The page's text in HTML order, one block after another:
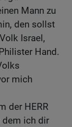
Mann zu
den sollst
Israel,
Hand.
mich
der HERR
dem ich dir